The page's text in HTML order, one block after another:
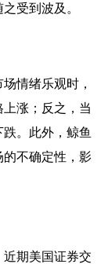
受到波及。
情绪乐观时，
涨；反之，当
。此外，鲸鱼
不确定性，影
期美国证券交